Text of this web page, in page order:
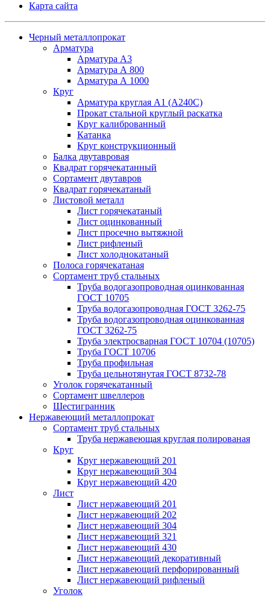
Карта сайта
Черный металлопрокат
Арматура
Арматура А3
Арматура А 800
Арматура А 1000
Круг
Арматура круглая А1 (А240C)
Прокат стальной круглый раскатка
Круг калиброванный
Катанка
Круг конструкционный
Балка двутавровая
Квадрат горячекатанный
Сортамент двутавров
Квадрат горячекатаный
Листовой металл
Лист горячекатаный
Лист оцинкованный
Лист просечно вытяжной
Лист рифленый
Лист холоднокатаный
Полоса горячекатаная
Сортамент труб стальных
Труба водогазопроводная оцинкованная
ГОСТ 10705
Труба водогазопроводная ГОСТ 3262-75
Труба водогазопроводная оцинкованная
ГОСТ 3262-75
Труба электросварная ГОСТ 10704 (10705)
Труба ГОСТ 10706
Труба профильная
Труба цельнотянутая ГОСТ 8732-78
Уголок горячекатанный
Сортамент швеллеров
Шестигранник
Нержавеющий металлопрокат
Сортамент труб стальных
Труба нержавеющая круглая полированая
Круг
Круг нержавеющий 201
Круг нержавеющий 304
Круг нержавеющий 420
Лист
Лист нержавеющий 201
Лист нержавеющий 202
Лист нержавеющий 304
Лист нержавеющий 321
Лист нержавеющий 430
Лист нержавеющий декоративный
Лист нержавеющий перфорированный
Лист нержавеющий рифленый
Уголок